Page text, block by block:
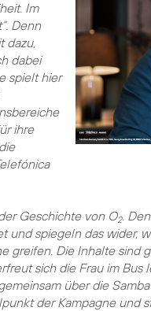
Im
Denn
dazu,
dabei
spielt hier
ihre
Geschichte von O2.
und spiegeln das wider,
greifen. Die Inhalte sind
sich die Frau im
über die
der Kampagne und